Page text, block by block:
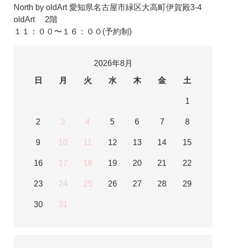
North by oldArt 愛知県名古屋市緑区大高町伊賀殿3-4
oldArt 2階
１１：００〜１６：００(予約制)
2026年8月
日
月 火 水 木 金 土
1
2 3 4 5 6 7 8
9 10 11 12 13 14 15
16 17 18 19 20 21 22
23 24 25 26 27 28 29
30 31